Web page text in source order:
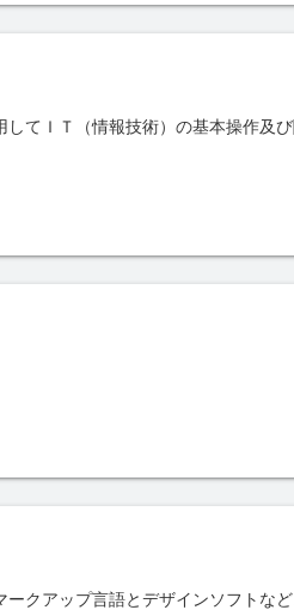
てＩＴ（情報技術）の基本操作及
クアップ言語とデザインソフトな